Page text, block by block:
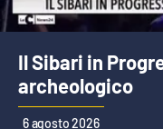
PROGETTI
SPECIALI
Buona Sanità
Il Sibari in
archeologico
6 agosto 2026